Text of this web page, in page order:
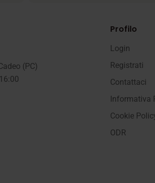
(PC)
Profilo
Login
Registrati
Contattaci
Informativa
Cookie
ODR